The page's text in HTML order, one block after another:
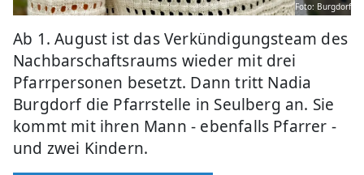
Foto: Burgdorf
Ab 1. August ist das Verkündigungsteam des
Nachbarschaftsraums wieder mit drei
Pfarrpersonen besetzt. Dann tritt Nadia
Burgdorf die Pfarrstelle in Seulberg an. Sie
kommt mit ihren Mann - ebenfalls Pfarrer -
und zwei Kindern.